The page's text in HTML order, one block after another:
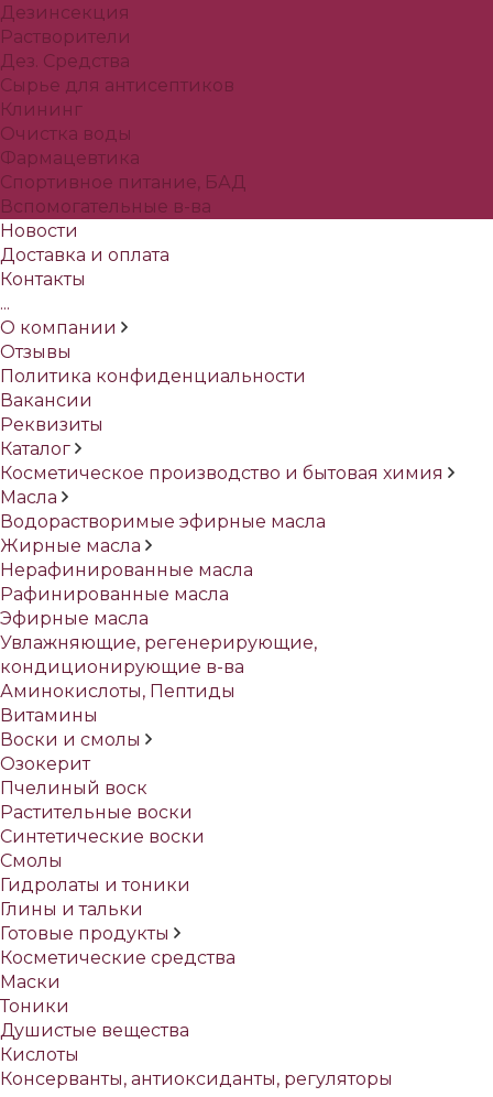
Дезинсекция
Растворители
Дез. Средства
Сырье для антисептиков
Клининг
Очистка воды
Фармацевтика
Спортивное питание, БАД
Вспомогательные в-ва
Новости
Доставка и оплата
Контакты
...
О компании
Отзывы
Политика конфиденциальности
Вакансии
Реквизиты
Каталог
Косметическое производство и бытовая химия
Масла
Водорастворимые эфирные масла
Жирные масла
Нерафинированные масла
Рафинированные масла
Эфирные масла
Увлажняющие, регенерирующие,
кондиционирующие в-ва
Аминокислоты, Пептиды
Витамины
Воски и смолы
Озокерит
Пчелиный воск
Растительные воски
Синтетические воски
Смолы
Гидролаты и тоники
Глины и тальки
Готовые продукты
Косметические средства
Маски
Тоники
Душистые вещества
Кислоты
Консерванты, антиоксиданты, регуляторы